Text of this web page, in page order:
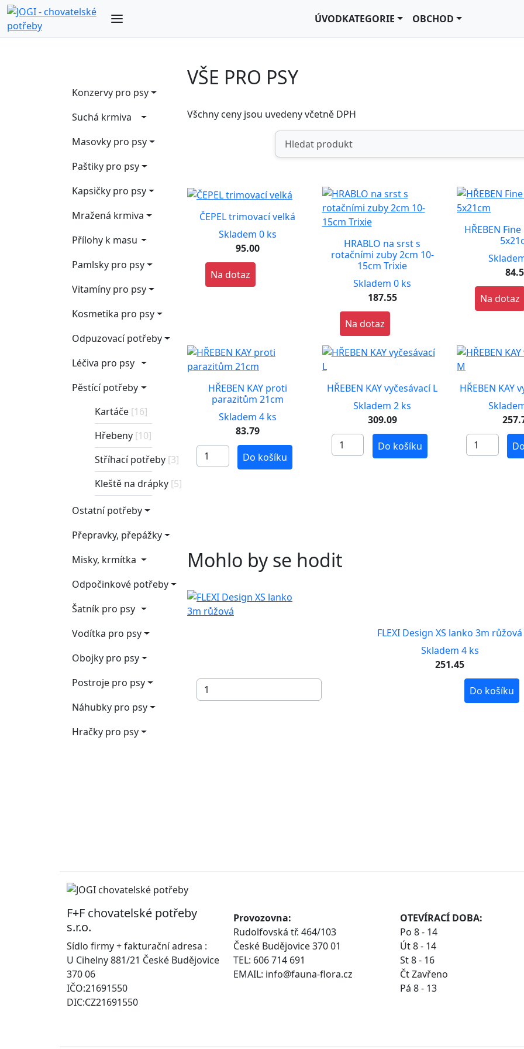
ÚVODKATEGORIE OBCHOD
Konzervy pro psy
Suchá krmiva
Masovky pro psy
Paštiky pro psy
Kapsičky pro psy
Mražená krmiva
Přílohy k masu
Pamlsky pro psy
Vitamíny pro psy
Kosmetika pro psy
Odpuzovací potřeby
Léčiva pro psy
Pěstící potřeby
Kartáče [16]
Hřebeny [10]
Stříhací potřeby [3]
Kleště na drápky [5]
Ostatní potřeby
Přepravky, přepážky
Misky, krmítka
Odpočinkové potřeby
Šatník pro psy
Vodítka pro psy
Obojky pro psy
Postroje pro psy
Náhubky pro psy
Hračky pro psy
VŠE PRO PSY
Všchny ceny jsou uvedeny včetně DPH
ČEPEL trimovací velká
Skladem 0 ks
95.00
Na dotaz
HRABLO na srst s
rotačními zuby 2cm 10-
15cm Trixie
Skladem 0 ks
187.55
Na dotaz
HŘEBEN
Na dotaz
HŘEBEN KAY proti
parazitům 21cm
Skladem 4 ks
83.79
Do košíku
HŘEBEN KAY vyčesávací L
Skladem 2 ks
309.09
Do košíku
HŘEBEN KAY
Mohlo by se hodit
FLEXI Design XS lanko 3m růžová
Skladem 4 ks
251.45
Do košíku
F+F chovatelské potřeby
s.r.o.
Sídlo firmy + fakturační adresa :
U Cihelny 881/21 České Budějovice
370 06
IČO:21691550
DIC:CZ21691550
Provozovna:
Rudolfovská tř. 464/103
České Budějovice 370 01
TEL: 606 714 691
EMAIL: info@fauna-flora.cz
OTEVÍRACÍ DOBA:
Po 8 - 14
Út 8 - 14
St 8 - 16
Čt Zavřeno
Pá 8 - 13